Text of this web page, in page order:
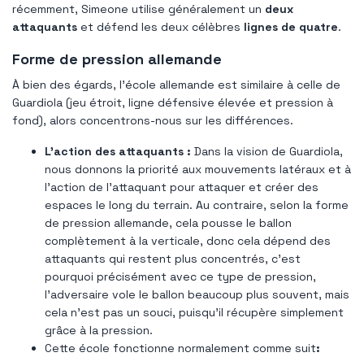
récemment, Simeone utilise généralement un deux
attaquants et défend les deux célèbres lignes de quatre.
Forme de pression allemande
À bien des égards, l'école allemande est similaire à celle de
Guardiola (jeu étroit, ligne défensive élevée et pression à
fond), alors concentrons-nous sur les différences.
L'action des attaquants : Dans la vision de Guardiola,
nous donnons la priorité aux mouvements latéraux et à
l'action de l'attaquant pour attaquer et créer des
espaces le long du terrain. Au contraire, selon la forme
de pression allemande, cela pousse le ballon
complètement à la verticale, donc cela dépend des
attaquants qui restent plus concentrés, c'est
pourquoi précisément avec ce type de pression,
l'adversaire vole le ballon beaucoup plus souvent, mais
cela n'est pas un souci, puisqu'il récupère simplement
grâce à la pression.
Cette école fonctionne normalement comme suit: